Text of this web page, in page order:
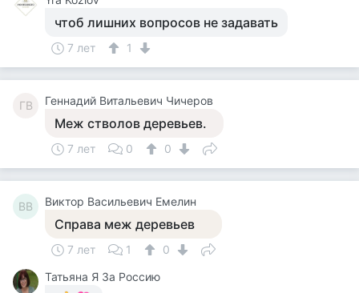
чтоб лишних вопросов не задавать
7 лет 1
ГВ Геннадий Витальевич Чичеров
Меж стволов деревьев.
7 лет 0 0
ВВ Виктор Васильевич Емелин
Справа меж деревьев
7 лет 1
0
Татьяна Я За Россию